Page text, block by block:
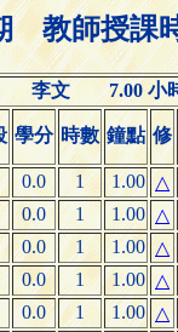
教師授課
李文 7.00 小
學分 時數 鐘點 修
0.0 1 1.00 △
0.0 1 1.00 △
0.0 1 1.00 △
0.0 1 1.00 △
0.0 1 1.00 △